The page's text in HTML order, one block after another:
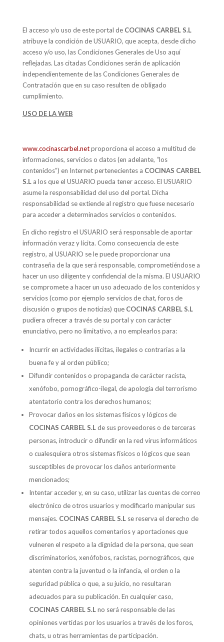
El acceso y/o uso de este portal de COCINAS CARBEL S.L
atribuye la condición de USUARIO, que acepta, desde dicho
acceso y/o uso, las Condiciones Generales de Uso aquí
reflejadas. Las citadas Condiciones serán de aplicación
independientemente de las Condiciones Generales de
Contratación que en su caso resulten de obligado
cumplimiento.
USO DE LA WEB
www.cocinascarbel.netproporciona el acceso a multitud de
informaciones, servicios o datos (en adelante, “los
contenidos”) en Internet pertenecientes a COCINAS CARBEL
S.L a los que el USUARIO pueda tener acceso. El USUARIO
asume la responsabilidad del uso del portal. Dicha
responsabilidad se extiende al registro que fuese necesario
para acceder a determinados servicios o contenidos.
En dicho registro el USUARIO será responsable de aportar
información veraz y lícita. Como consecuencia de este
registro, al USUARIO se le puede proporcionar una
contraseña de la que será responsable, comprometiéndose a
hacer un uso diligente y confidencial de la misma. El USUARIO
se compromete a hacer un uso adecuado de los contenidos y
servicios (como por ejemplo servicios de chat, foros de
discusión o grupos de noticias) que COCINAS CARBEL S.L
pudiera ofrecer a través de su portal y con carácter
enunciativo, pero no limitativo, a no emplearlos para:
Incurrir en actividades ilícitas, ilegales o contrarias a la
buena fe y al orden público;
Difundir contenidos o propaganda de carácter racista,
xenófobo, pornográfico-ilegal, de apología del terrorismo
atentatorio contra los derechos humanos;
Provocar daños en los sistemas físicos y lógicos de
COCINAS CARBEL S.Lde sus proveedores o de terceras
personas, introducir o difundir en la red virus informáticos
o cualesquiera otros sistemas físicos o lógicos que sean
susceptibles de provocar los daños anteriormente
mencionados;
Intentar acceder y, en su caso, utilizar las cuentas de correo
electrónico de otros usuarios y modificarlo manipular sus
mensajes. COCINAS CARBEL S.L se reserva el derecho de
retirar todos aquellos comentarios y aportaciones que
vulneren el respeto a la dignidad de la persona, que sean
discriminatorios, xenófobos, racistas, pornográficos, que
atenten contra la juventud o la infancia, el orden o la
seguridad pública o que, a su juicio, no resultaran
adecuados para su publicación. En cualquier caso,
COCINAS CARBEL S.Lno será responsable de las
opiniones vertidas por los usuarios a través de los foros,
chats, u otras herramientas de participación.